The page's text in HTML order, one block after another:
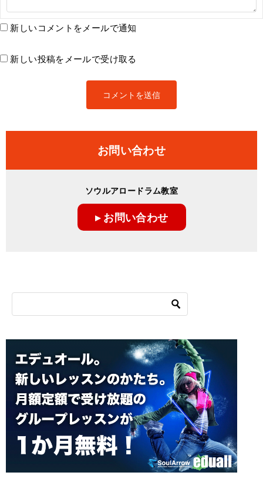
新しいコメントをメールで通知
新しい投稿をメールで受け取る
お問い合わせ
ソウルアロードラム教室
▸ お問い合わせ